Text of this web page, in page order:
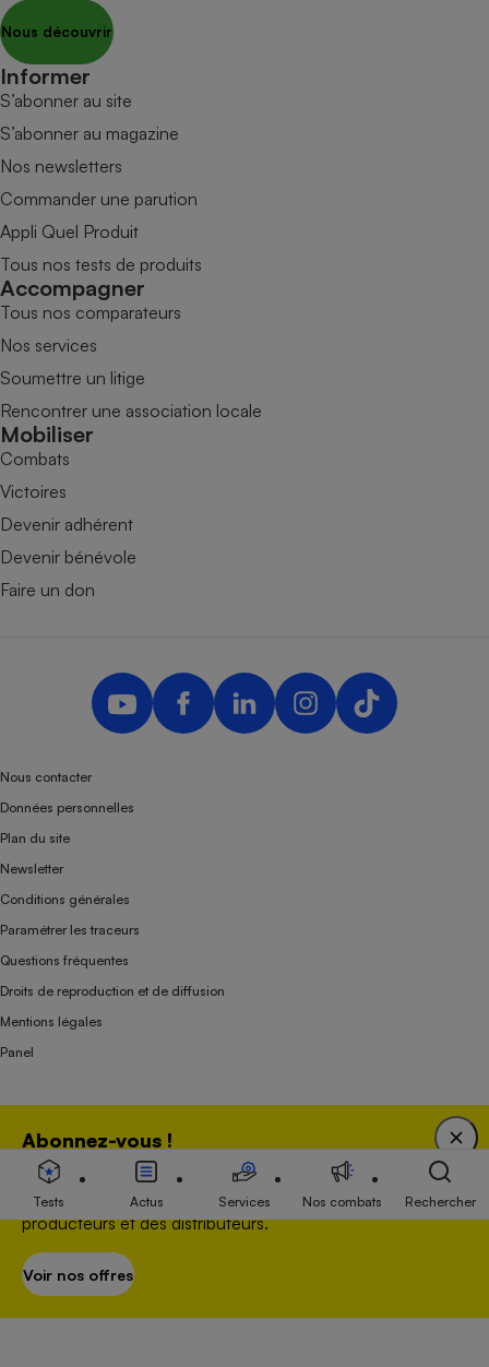
Abonnez-vous !
Bénéficiez d'une expertise unique tout en soutenant
une association 100 % indépendante de l'Etat, des
producteurs et des distributeurs.
Voir nos offres
Nous découvrir
Informer
S’abonner au site
S’abonner au magazine
Nos newsletters
Commander une parution
Appli Quel Produit
Tous nos tests de produits
Accompagner
Tous nos comparateurs
Nos services
Soumettre un litige
Rencontrer une association locale
Mobiliser
Combats
Victoires
Devenir adhérent
Devenir bénévole
Faire un don
Nous contacter
Données personnelles
Plan du site
Newsletter
Conditions générales
Paramétrer les traceurs
Questions fréquentes
Droits de reproduction et de diffusion
Mentions légales
Panel
Association indépendante de l’État, des syndicats, des producteurs et des
distributeurs depuis 1951.
Tests Actus Services Nos combats Rechercher